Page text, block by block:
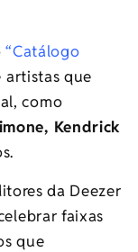
“Catálogo
artistas que
como
Kendrick
da Deezer
faixas
que